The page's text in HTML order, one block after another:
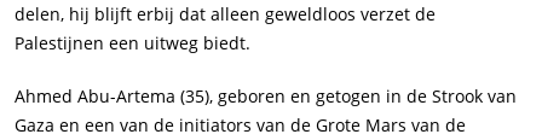
delen, hij blijft erbij dat alleen geweldloos verzet de
Palestijnen een uitweg biedt.
Ahmed Abu-Artema (35), geboren en getogen in de Strook van
Gaza en een van de initiators van de Grote Mars van de